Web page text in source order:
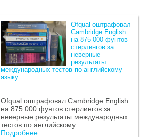
Ofqual оштрафовал
Cambridge English
на 875 000 фунтов
стерлингов за
неверные
результаты
международных тестов по английскому
языку
Ofqual оштрафовал Cambridge English
на 875 000 фунтов стерлингов за
неверные результаты международных
тестов по английскому...
Подробнее...